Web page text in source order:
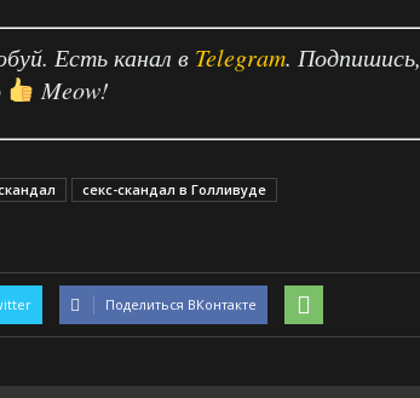
Есть канал в Telegram. Подпишись,
Meow!
секс-скандал в Голливуде
Поделиться ВКонтакте